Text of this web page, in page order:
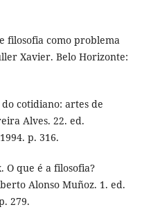
filosofia como problema
Xavier. Belo Horizonte:
cotidiano: artes de
Alves. 22. ed.
p. 316.
O que é a filosofia?
Alonso Muñoz. 1. ed.
279.